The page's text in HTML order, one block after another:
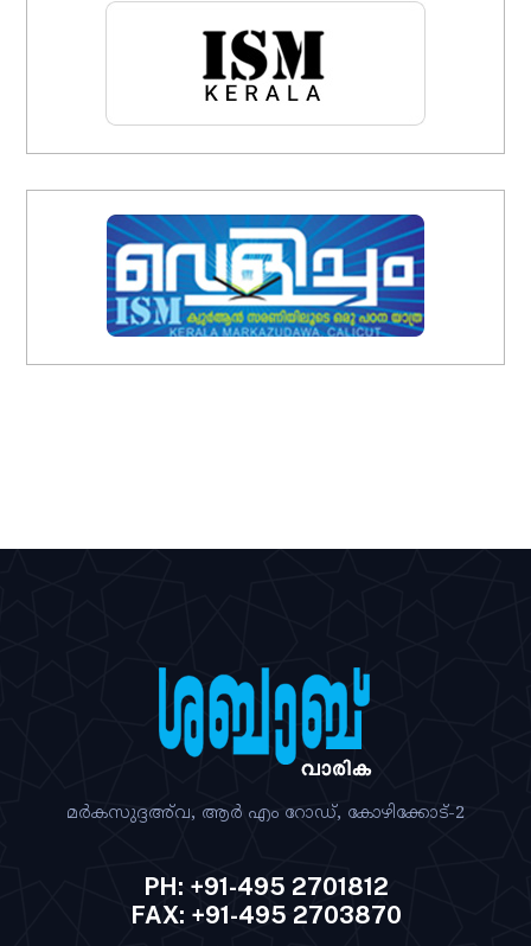
മര്‍കസുദ്ദഅ്‌വ, ആര്‍ എം റോഡ്‌, കോഴിക്കോട്‌-2
PH: +91-495 2701812
FAX: +91-495 2703870